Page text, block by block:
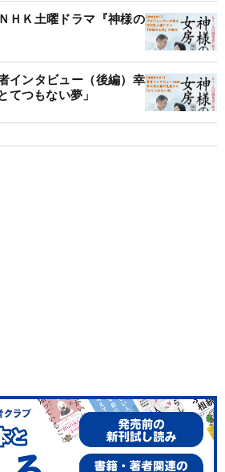
ＨＫ土曜ドラマ『神様の
インタビュー（後編）幸
てつもない夢」